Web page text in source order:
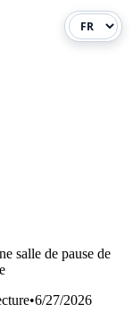
salle de pause de
•6/27/2026